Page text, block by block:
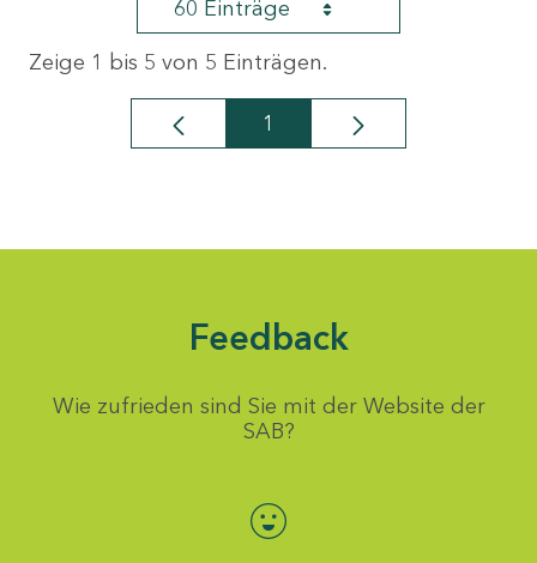
60 Einträge
Zeige 1 bis 5 von 5 Einträgen.
Seite
1
Feedback
Wie zufrieden sind Sie mit der Website der
SAB?
Bewertung auswählen